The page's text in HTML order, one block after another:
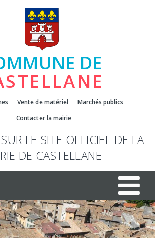
DE
Vente de matériel
Marchés publics
Contacter la mairie
LE SITE OFFICIEL DE LA
DE CASTELLANE